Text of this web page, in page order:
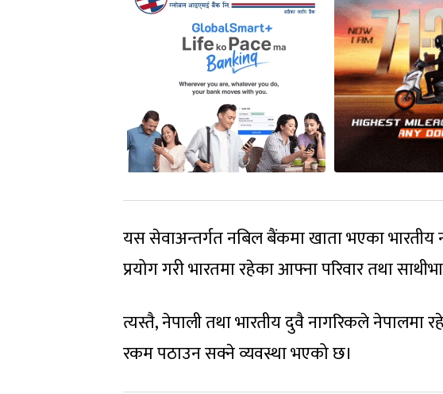
यस सेवाअन्तर्गत नबिल बैंकमा खाता भएका
प्रयोग गरी भारतमा रहेका आफ्ना परिवार तथा
त्यस्तै, नेपाली तथा भारतीय दुवै नागरिकले नेपालमा
रकम पठाउन सक्ने व्यवस्था भएको छ।